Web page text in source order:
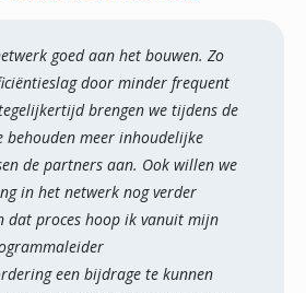
goed aan het bouwen. Zo
door minder frequent
brengen we tijdens de
behouden meer inhoudelijke
de partners aan. Ook willen we
in het netwerk nog verder
dat proces hoop ik vanuit mijn
een bijdrage te kunnen